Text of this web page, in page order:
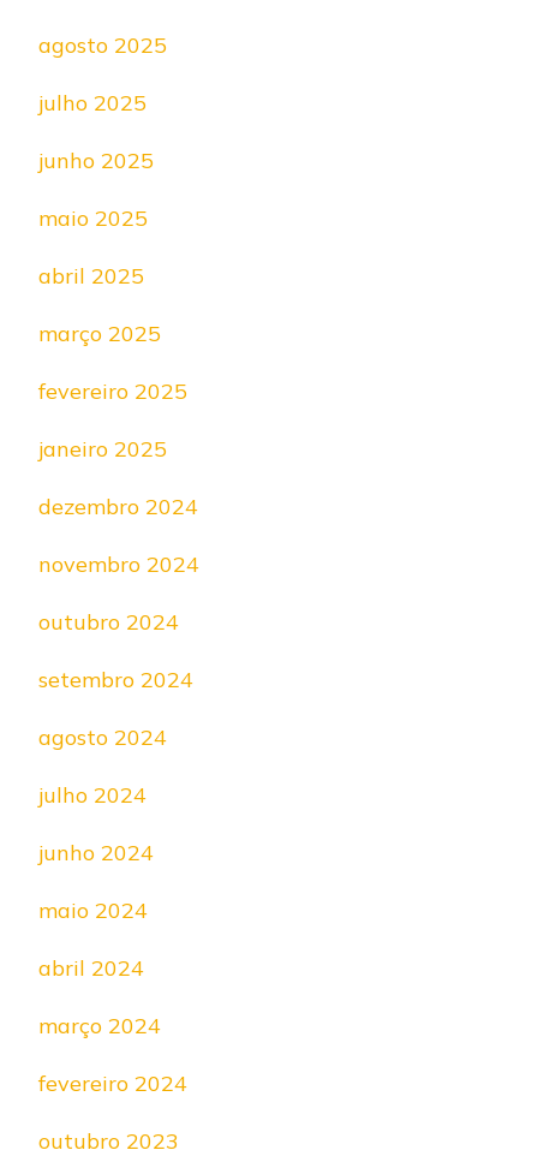
agosto 2025
julho 2025
junho 2025
maio 2025
abril 2025
março 2025
fevereiro 2025
janeiro 2025
dezembro 2024
novembro 2024
outubro 2024
setembro 2024
agosto 2024
julho 2024
junho 2024
maio 2024
abril 2024
março 2024
fevereiro 2024
outubro 2023